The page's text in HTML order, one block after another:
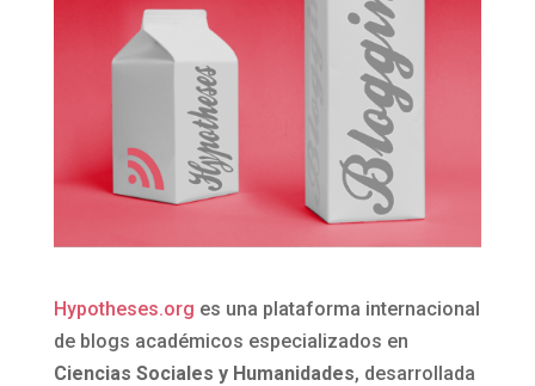
Hypotheses.org es una plataforma internacional
de blogs académicos especializados en
Ciencias Sociales y Humanidades, desarrollada